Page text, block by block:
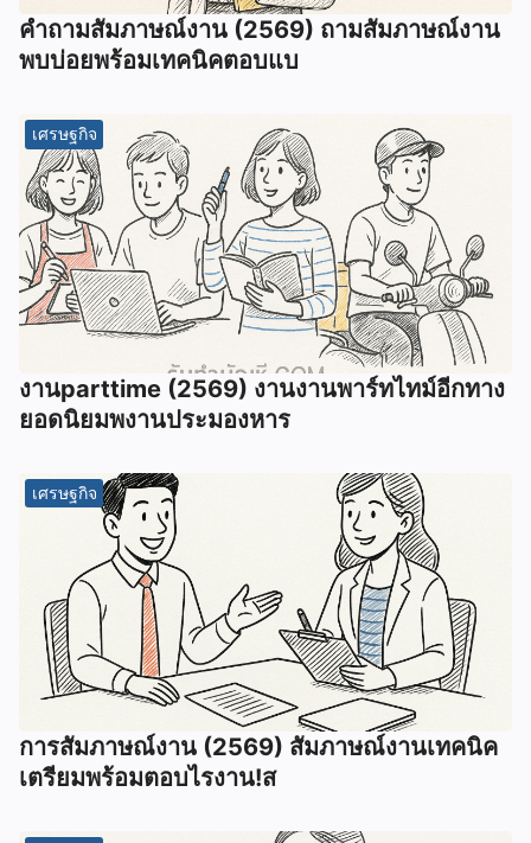
คำถามสัมภาษณ์งาน (2569) ถามสัมภาษณ์งาน
พบบ่อยพร้อมเทคนิคตอบแบ
เศรษฐกิจ
งานparttime (2569) งานงานพาร์ทไทม์อีกทาง
ยอดนิยมพงานประมองหาร
เศรษฐกิจ
การสัมภาษณ์งาน (2569) สัมภาษณ์งานเทคนิค
เตรียมพร้อมตอบไรงาน!ส